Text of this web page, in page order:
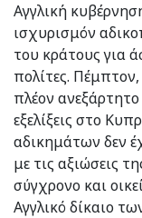
Αγγλική
ισχυρισμόν
του κράτους για
πολίτες.
πλέον
εξελίξεις στο
αδικημάτων δεν
με τις αξιώσεις
σύγχρονο και
Αγγλικό δίκαιο